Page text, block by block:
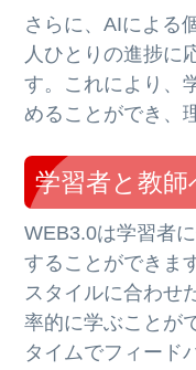
さらに、AIによる
人ひとりの進捗に
す。これにより、
めることができ、
学習者と教
WEB3.0は学習者
することができま
スタイルに合わせ
率的に学ぶことが
タイムでフィード